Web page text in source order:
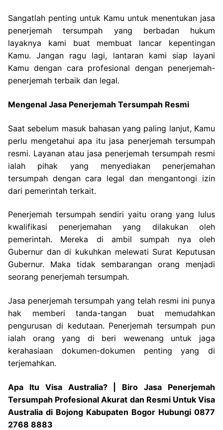
Sangatlah penting untuk Kamu untuk menentukan jasa
penerjemah tersumpah yang berbadan hukum
layaknya kami buat membuat lancar kepentingan
Kamu. Jangan ragu lagi, lantaran kami siap layani
Kamu dengan cara profesional dengan penerjemah-
penerjemah terbaik dan legal.
Mengenal Jasa Penerjemah Tersumpah Resmi
Saat sebelum masuk bahasan yang paling lanjut, Kamu
perlu mengetahui apa itu jasa penerjemah tersumpah
resmi. Layanan atau jasa penerjemah tersumpah resmi
ialah pihak yang menyediakan penerjemahan
tersumpah dengan cara legal dan mengantongi izin
dari pemerintah terkait.
Penerjemah tersumpah sendiri yaitu orang yang lulus
kwalifikasi penerjemahan yang dilakukan oleh
pemerintah. Mereka di ambil sumpah nya oleh
Gubernur dan di kukuhkan melewati Surat Keputusan
Gubernur. Maka tidak sembarangan orang menjadi
seorang penerjemah tersumpah.
Jasa penerjemah tersumpah yang telah resmi ini punya
hak memberi tanda-tangan buat memudahkan
pengurusan di kedutaan. Penerjemah tersumpah pun
ialah orang yang di beri wewenang untuk jaga
kerahasiaan dokumen-dokumen penting yang di
terjemahkan.
Apa Itu Visa Australia? | Biro Jasa Penerjemah
Tersumpah Profesional Akurat dan Resmi Untuk Visa
Australia di Bojong Kabupaten Bogor Hubungi 0877
2768 8883